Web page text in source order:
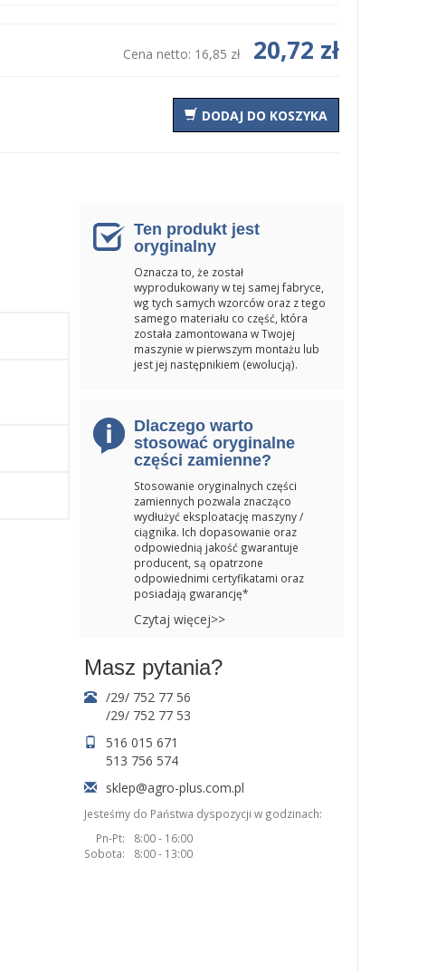
Cena netto: 16,85 zł 20,72 zł
DODAJ DO KOSZYKA
Ten produkt jest
oryginalny
Oznacza to, że został
wyprodukowany w tej samej fabryce,
wg tych samych wzorców oraz z tego
samego materiału co część, która
została zamontowana w Twojej
maszynie w pierwszym montażu lub
jest jej następnikiem (ewolucją).
Dlaczego warto
stosować oryginalne
części zamienne?
Stosowanie oryginalnych części
zamiennych pozwala znacząco
wydłużyć eksploatację maszyny /
ciągnika. Ich dopasowanie oraz
odpowiednią jakość gwarantuje
producent, są opatrzone
odpowiednimi certyfikatami oraz
posiadają gwarancję*
Czytaj więcej>>
Masz pytania?
/29/ 752 77 56
/29/ 752 77 53
516 015 671
513 756 574
sklep@agro-plus.com.pl
Jesteśmy do Państwa dyspozycji w godzinach:
Pn-Pt:
Sobota:
8:00 - 16:00
8:00 - 13:00